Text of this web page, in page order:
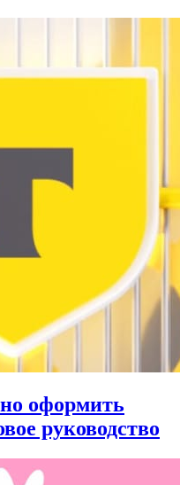
оформить
руководство